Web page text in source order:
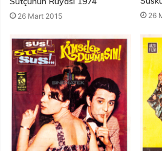
26 Mart 2015 26